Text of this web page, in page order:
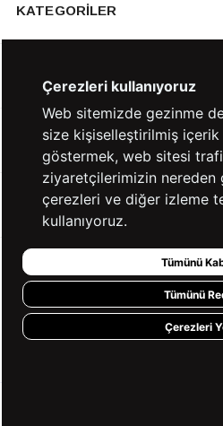
KATEGORİLER
BİZE ULAŞIN
HIZLI ERİŞİM
KVKK ve GİZLİLİK
BİZİ
Çerezleri kullanıyoruz
Web sitemizde gezinme
size kişiselleştirilmiş
göstermek, web sitesi
ziyaretçilerimizin nereden
çerezleri ve diğer izleme
kullanıyoruz.
Tümünü
Tümünü
Çerezleri